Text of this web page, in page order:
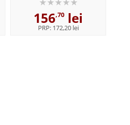
Paperback
156,70 lei
PRP: 172,20 lei